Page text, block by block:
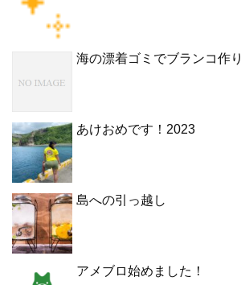
海の漂着ゴミでブランコ作り
あけおめです！2023
島への引っ越し
アメブロ始めました！